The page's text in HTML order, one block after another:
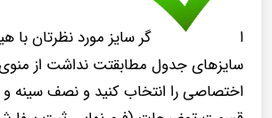
ا
گر سایز مورد نظرتان با
سایزهای جدول مطابقتت نداشت از
اختصاصی را انتخاب کنید و نصف سینه و